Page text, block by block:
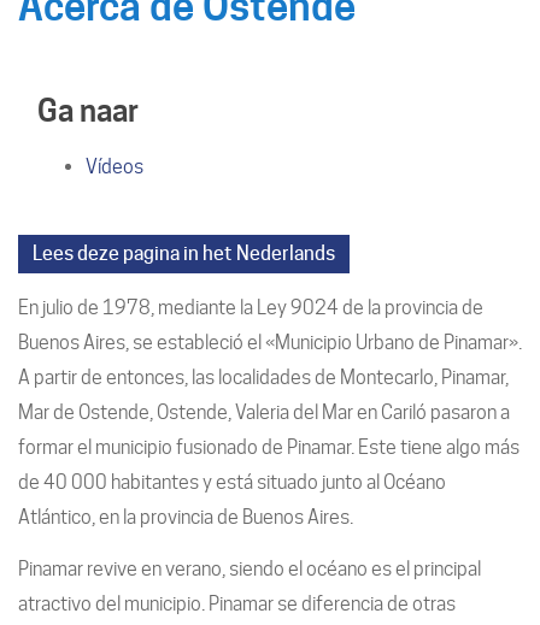
Ga naar
Vídeos
Lees deze pagina in het Nederlands
En julio de 1978, mediante la Ley 9024 de la provincia de
Buenos Aires, se estableció el «Municipio Urbano de Pinamar».
A partir de entonces, las localidades de Montecarlo, Pinamar,
Mar de Ostende, Ostende, Valeria del Mar en Cariló pasaron a
formar el municipio fusionado de Pinamar. Este tiene algo más
de 40 000 habitantes y está situado junto al Océano
Atlántico, en la provincia de Buenos Aires.
Pinamar revive en verano, siendo el océano es el principal
atractivo del municipio. Pinamar se diferencia de otras